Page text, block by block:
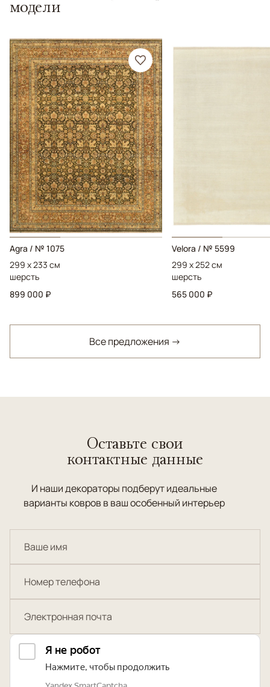
модели
Agra / № 1075
299 x 233 см
шерсть
899 000 ₽
Velora / № 5599
299 x 252 см
шерсть
565 000 ₽
Все предложения →
Оставьте свои
контактные данные
И наши декораторы подберут идеальные
варианты ковров в ваш особенный интерьер